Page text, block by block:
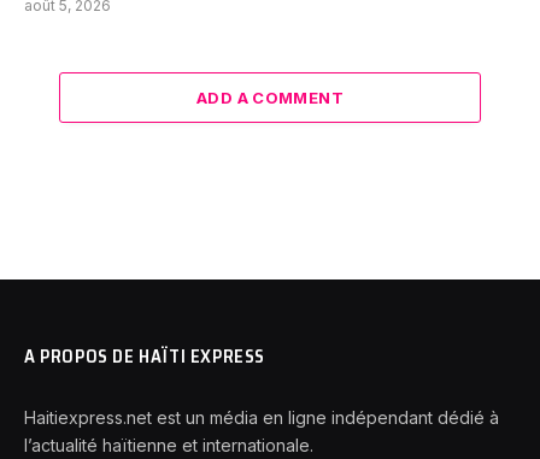
août 5, 2026
ADD A COMMENT
A PROPOS DE HAÏTI EXPRESS
Haitiexpress.net est un média en ligne indépendant dédié à
l’actualité haïtienne et internationale.